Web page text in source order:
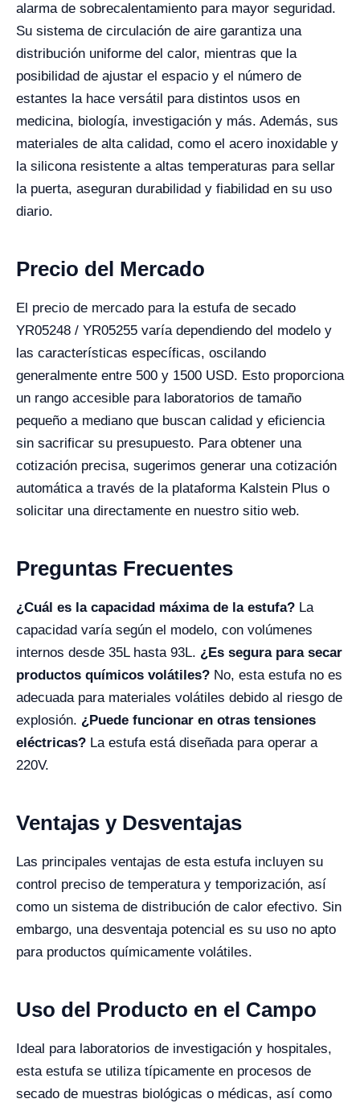
alarma de sobrecalentamiento para mayor seguridad.
Su sistema de circulación de aire garantiza una
distribución uniforme del calor, mientras que la
posibilidad de ajustar el espacio y el número de
estantes la hace versátil para distintos usos en
medicina, biología, investigación y más. Además, sus
materiales de alta calidad, como el acero inoxidable y
la silicona resistente a altas temperaturas para sellar
la puerta, aseguran durabilidad y fiabilidad en su uso
diario.
Precio del Mercado
El precio de mercado para la estufa de secado
YR05248 / YR05255 varía dependiendo del modelo y
las características específicas, oscilando
generalmente entre 500 y 1500 USD. Esto proporciona
un rango accesible para laboratorios de tamaño
pequeño a mediano que buscan calidad y eficiencia
sin sacrificar su presupuesto. Para obtener una
cotización precisa, sugerimos generar una cotización
automática a través de la plataforma Kalstein Plus o
solicitar una directamente en nuestro sitio web.
Preguntas Frecuentes
¿Cuál es la capacidad máxima de la estufa? La
capacidad varía según el modelo, con volúmenes
internos desde 35L hasta 93L. ¿Es segura para secar
productos químicos volátiles? No, esta estufa no es
adecuada para materiales volátiles debido al riesgo de
explosión. ¿Puede funcionar en otras tensiones
eléctricas? La estufa está diseñada para operar a
220V.
Ventajas y Desventajas
Las principales ventajas de esta estufa incluyen su
control preciso de temperatura y temporización, así
como un sistema de distribución de calor efectivo. Sin
embargo, una desventaja potencial es su uso no apto
para productos químicamente volátiles.
Uso del Producto en el Campo
Ideal para laboratorios de investigación y hospitales,
esta estufa se utiliza típicamente en procesos de
secado de muestras biológicas o médicas, así como